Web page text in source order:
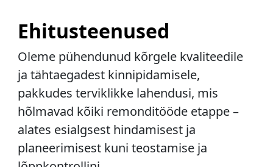
Ehitusteenused
Oleme pühendunud kõrgele kvaliteedile
ja tähtaegadest kinnipidamisele,
pakkudes terviklikke lahendusi, mis
hõlmavad kõiki remonditööde etappe –
alates esialgsest hindamisest ja
planeerimisest kuni teostamise ja